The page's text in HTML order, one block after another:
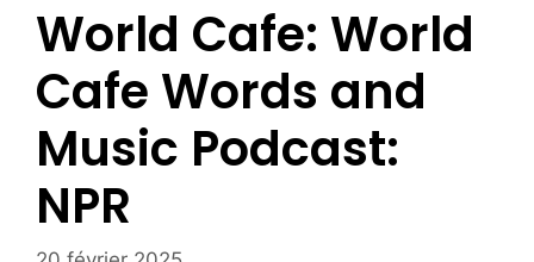
World Cafe: World
Cafe Words and
Music Podcast:
NPR